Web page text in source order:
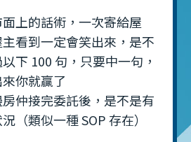
上的話術，一次寄給屋
看到一定會笑出來，是不
下 100 句，只要中一句，
你就贏了
仲接完委託後，是不是有
（類似一種 SOP 存在）